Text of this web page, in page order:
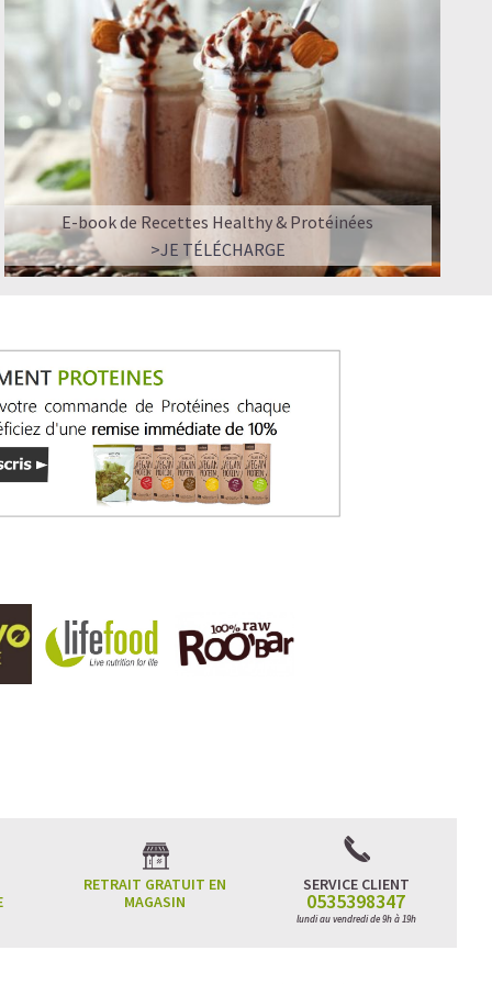
Ce véritable superaliment est un trésor de la nature et
et personnes intolérantes au lactose. Avec 50%
est idéal pour favoriser la régénération de vos muscles et
Sa richesse nutritive exceptionnelle, alliée à son goût
par les sportifs.
DE VOTRE
E-book de Recettes Healthy & Protéinées
>JE TÉLÉCHARGE
RETRAIT GRATUIT EN
MAGASIN
SERVICE CLIENT
0535398347
lundi au vendredi de 9h à 19h